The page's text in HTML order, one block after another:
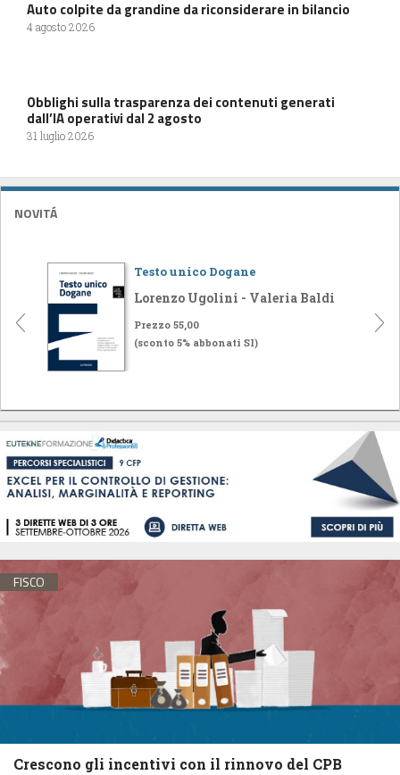
Auto colpite da grandine da riconsiderare in bilancio
4 agosto 2026
Obblighi sulla trasparenza dei contenuti generati
dall’IA operativi dal 2 agosto
31 luglio 2026
NOVITÁ
Testo unico Dogane
Lorenzo Ugolini - Valeria Baldi
Prezzo 55,00
(sconto 5% abbonati SI)
FISCO
Crescono gli incentivi con il rinnovo del CPB